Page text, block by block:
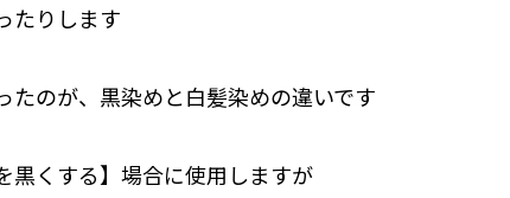
たりします
たのが、黒染めと白髪染めの違いです
黒くする】場合に使用しますが